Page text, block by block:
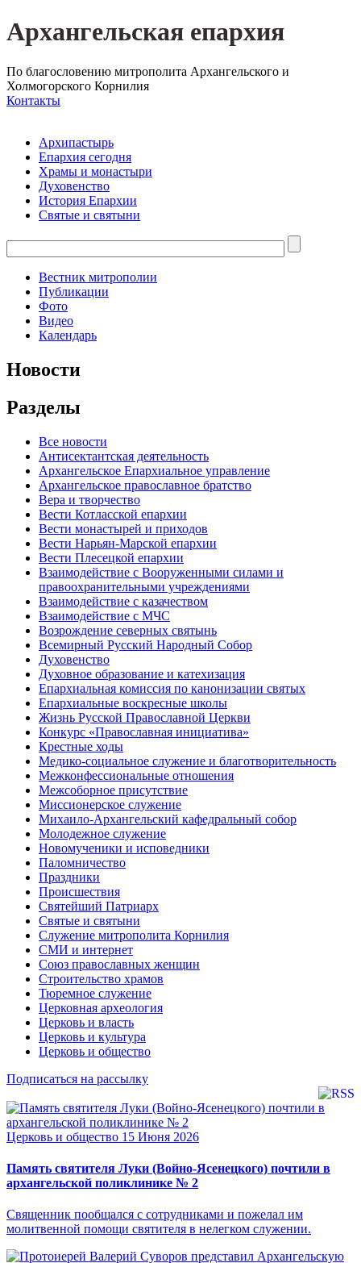
Архангельская епархия
По благословению митрополита Архангельского и
Холмогорского Корнилия
Контакты
Архипастырь
Епархия сегодня
Храмы и монастыри
Духовенство
История Епархии
Святые и святыни
Вестник митрополии
Публикации
Фото
Видео
Календарь
Новости
Разделы
Все новости
Антисектантская деятельность
Архангельское Епархиальное управление
Архангельское православное братство
Вера и творчество
Вести Котласской епархии
Вести монастырей и приходов
Вести Нарьян-Марской епархии
Вести Плесецкой епархии
Взаимодействие с Вооруженными силами и
правоохранительными учреждениями
Взаимодействие с казачеством
Взаимодействие с МЧС
Возрождение северных святынь
Всемирный Русский Народный Собор
Духовенство
Духовное образование и катехизация
Епархиальная комиссия по канонизации святых
Епархиальные воскресные школы
Жизнь Русской Православной Церкви
Конкурс «Православная инициатива»
Крестные ходы
Медико-социальное служение и благотворительность
Межконфессиональные отношения
Межсоборное присутствие
Миссионерское служение
Михаило-Архангельский кафедральный собор
Молодежное служение
Новомученики и исповедники
Паломничество
Праздники
Происшествия
Святейший Патриарх
Святые и святыни
Служение митрополита Корнилия
СМИ и интернет
Союз православных женщин
Строительство храмов
Тюремное служение
Церковная археология
Церковь и власть
Церковь и культура
Церковь и общество
Подписаться на рассылку
Церковь и общество 15 Июня 2026
Память святителя Луки (Войно-Ясенецкого) почтили в
архангельской поликлинике № 2
Священник пообщался с сотрудниками и пожелал им
молитвенной помощи святителя в нелегком служении.